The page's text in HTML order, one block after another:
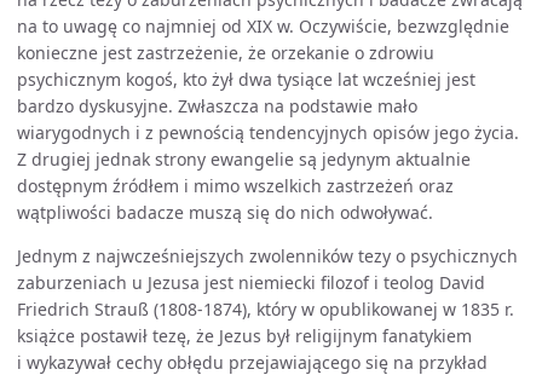
na to uwagę co najmniej od XIX w. Oczywiście, bezwzględnie
konieczne jest zastrzeżenie, że orzekanie o zdrowiu
psychicznym kogoś, kto żył dwa tysiące lat wcześniej jest
bardzo dyskusyjne. Zwłaszcza na podstawie mało
wiarygodnych i z pewnością tendencyjnych opisów jego życia.
Z drugiej jednak strony ewangelie są jedynym aktualnie
dostępnym źródłem i mimo wszelkich zastrzeżeń oraz
wątpliwości badacze muszą się do nich odwoływać.
Jednym z najwcześniejszych zwolenników tezy o psychicznych
zaburzeniach u Jezusa jest niemiecki filozof i teolog David
Friedrich Strauß (1808-1874), który w opublikowanej w 1835 r.
książce postawił tezę, że Jezus był religijnym fanatykiem
i wykazywał cechy obłędu przejawiającego się na przykład